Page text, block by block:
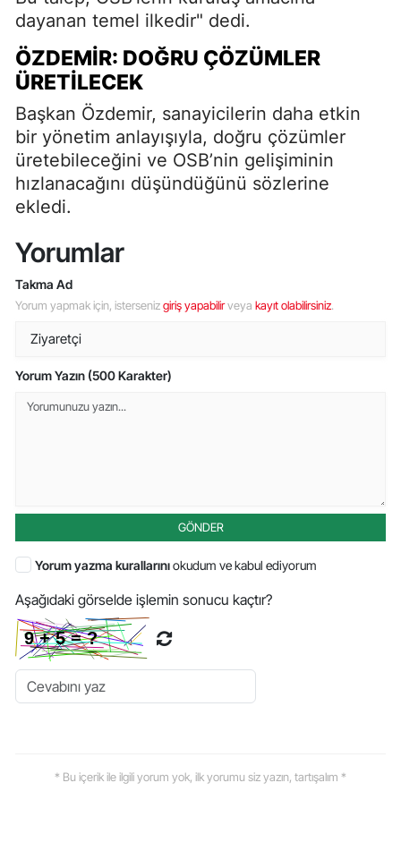
dayanan temel ilkedir" dedi.
ÖZDEMIR: DOĞRU ÇÖZÜMLER
ÜRETILECEK
Başkan Özdemir, sanayicilerin daha etkin
bir yönetim anlayışıyla, doğru çözümler
üretebileceğini ve OSB’nin gelişiminin
hızlanacağını düşündüğünü sözlerine
ekledi.
Yorumlar
Takma Ad
Yorum yapmak için, istersenizgiriş yapabilirveya kayıt olabilirsiniz.
Yorum Yazın (500 Karakter)
GÖNDER
Yorum yazma kurallarınıokudum ve kabul ediyorum
Aşağıdaki görselde işlemin sonucu kaçtır?
* Bu içerik ile ilgili yorum yok, ilk yorumu siz yazın, tartışalım *